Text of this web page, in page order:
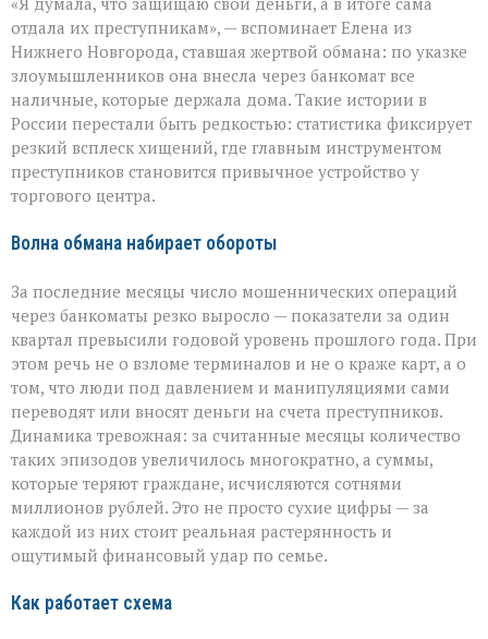
как
ловушка:
как
мошенники
вытягивают
наличные
отдала их преступникам», — вспоминает Елена из
Нижнего Новгорода, ставшая жертвой обмана: по указке
злоумышленников она внесла через банкомат все
наличные, которые держала дома. Такие истории в
России перестали быть редкостью: статистика фиксирует
резкий всплеск хищений, где главным инструментом
преступников становится привычное устройство у
торгового центра.
Волна обмана набирает обороты
За последние месяцы число мошеннических операций
через банкоматы резко выросло — показатели за один
квартал превысили годовой уровень прошлого года. При
этом речь не о взломе терминалов и не о краже карт, а о
том, что люди под давлением и манипуляциями сами
переводят или вносят деньги на счета преступников.
Динамика тревожная: за считанные месяцы количество
таких эпизодов увеличилось многократно, а суммы,
которые теряют граждане, исчисляются сотнями
миллионов рублей. Это не просто сухие цифры — за
каждой из них стоит реальная растерянность и
ощутимый финансовый удар по семье.
Как работает схема